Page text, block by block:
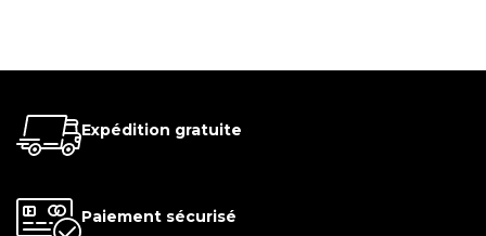
Expédition gratuite
Paiement sécurisé